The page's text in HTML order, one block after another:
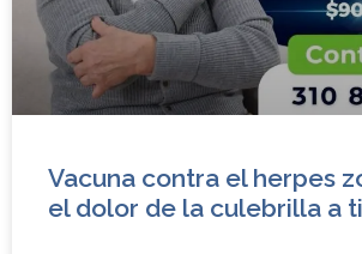
Vacuna contra el herpes
el dolor de la culebrilla a